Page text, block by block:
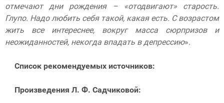
отмечают дни рождения – «отодвигают» старость.
Глупо. Надо любить себя такой, какая есть. С возрастом
жить все интереснее, вокруг масса сюрпризов и
неожиданностей, некогда впадать в депрессию».
Список рекомендуемых источников:
Произведения Л. Ф. Садчиковой: